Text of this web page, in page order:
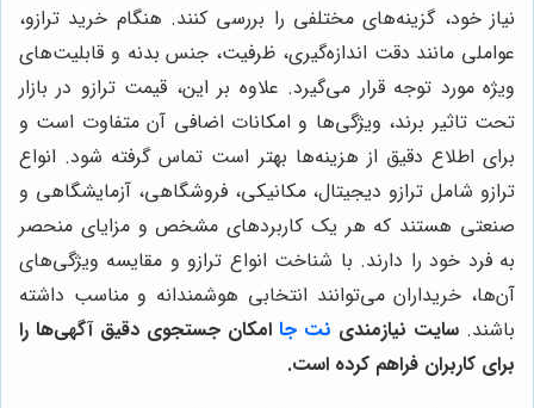
نیاز خود، گزینه‌های مختلفی را بررسی کنند. هنگام خرید ترازو،
عواملی مانند دقت اندازه‌گیری، ظرفیت، جنس بدنه و قابلیت‌های
ویژه مورد توجه قرار می‌گیرد. علاوه بر این، قیمت ترازو در بازار
تحت تاثیر برند، ویژگی‌ها و امکانات اضافی آن متفاوت است و
برای اطلاع دقیق از هزینه‌ها بهتر است تماس گرفته شود. انواع
ترازو شامل ترازو دیجیتال، مکانیکی، فروشگاهی، آزمایشگاهی و
صنعتی هستند که هر یک کاربردهای مشخص و مزایای منحصر
به فرد خود را دارند. با شناخت انواع ترازو و مقایسه ویژگی‌های
آن‌ها، خریداران می‌توانند انتخابی هوشمندانه و مناسب داشته
باشند. سایت نیازمندی نت جا امکان جستجوی دقیق آگهی‌ها را
برای کاربران فراهم کرده است.